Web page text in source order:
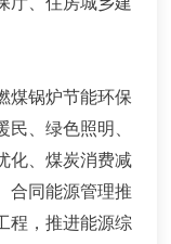
煤锅炉节能环保
、绿色照明、
化、煤炭消费减
合同能源管理推
程，推进能源综